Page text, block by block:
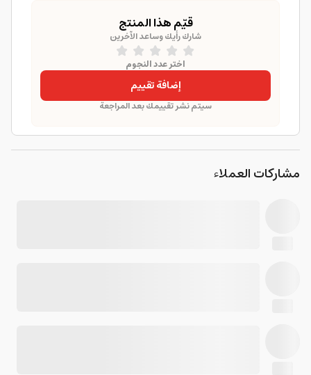
قيّم هذا المنتج
شارك رأيك وساعد الآخرين
اختر عدد النجوم
إضافة تقييم
سيتم نشر تقييمك بعد المراجعة
مشاركات العملاء